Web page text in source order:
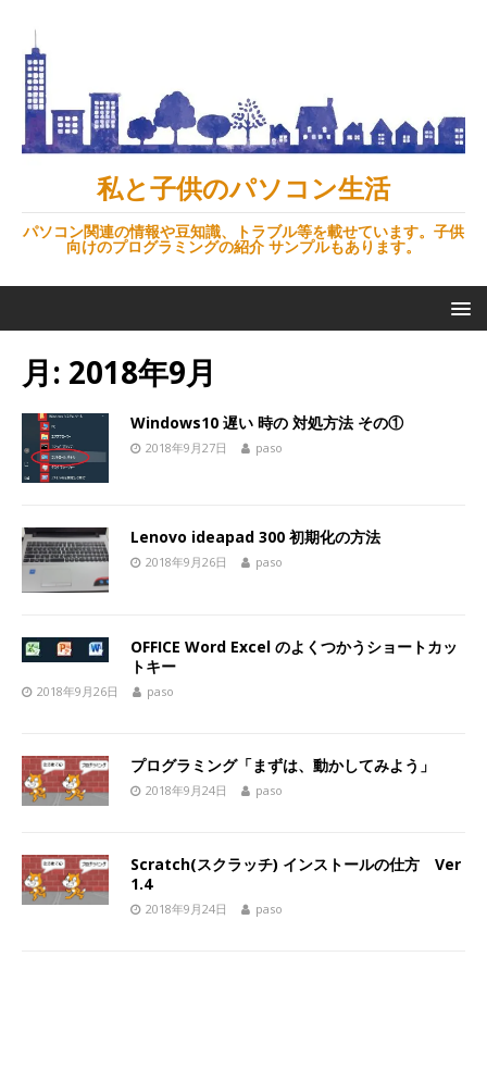
私と子供のパソコン生活
パソコン関連の情報や豆知識、トラブル等を載せています。子供
向けのプログラミングの紹介 サンプルもあります。
月: 2018年9月
Windows10 遅い 時の 対処方法 その①
2018年9月27日 paso
Lenovo ideapad 300 初期化の方法
2018年9月26日 paso
OFFICE Word Excel のよくつかうショートカッ
トキー
2018年9月26日 paso
プログラミング「まずは、動かしてみよう」
2018年9月24日 paso
Scratch(スクラッチ) インストールの仕方 Ver
1.4
2018年9月24日 paso